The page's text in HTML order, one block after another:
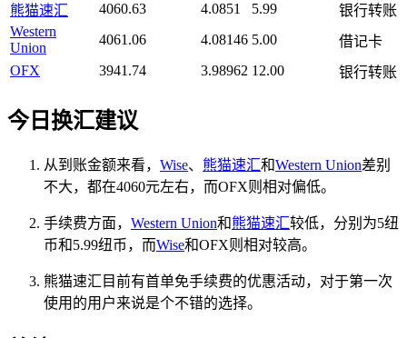
熊猫速汇
4060.63 4.0851 5.99
银行转账
Western
Union
4061.06 4.08146 5.00
借记卡
OFX
3941.74 3.98962 12.00 银行转账
今日换汇建议
从到账金额来看， Wise、 熊猫速汇和Western Union差别
不大，都在4060元左右，而OFX则相对偏低。
手续费方面， Western Union和熊猫速汇较低，分别为5纽
币和5.99纽币，而Wise和OFX则相对较高。
熊猫速汇目前有首单免手续费的优惠活动，对于第一次
使用的用户来说是个不错的选择。